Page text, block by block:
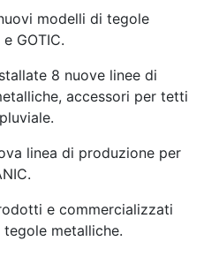
modelli di tegole
GOTIC.
8 nuove linee di
accessori per tetti
linea di produzione per
e commercializzati
metalliche.